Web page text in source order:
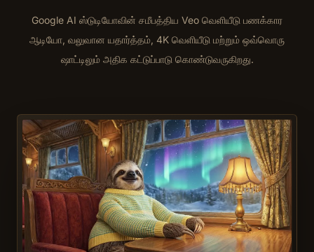
Google AI ஸ்டுடியோவின் சமீபத்திய Veo வெளியீடு பணக்கார
ஆடியோ, வலுவான யதார்த்தம், 4K வெளியீடு மற்றும் ஒவ்வொரு
ஷாட்டிலும் அதிக கட்டுப்பாடு கொண்டுவருகிறது.